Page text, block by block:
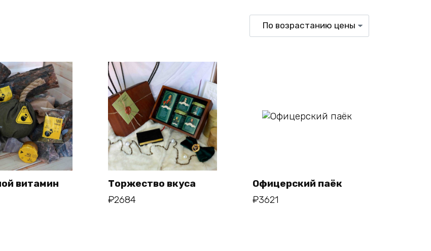
витамин
Торжество вкуса
₽2684
Офицерский паёк
₽3621